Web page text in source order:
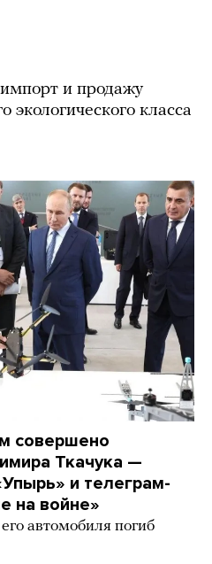
и продажу
экологического класса
совершено
Ткачука —
и телеграм-
на войне»
автомобиля погиб